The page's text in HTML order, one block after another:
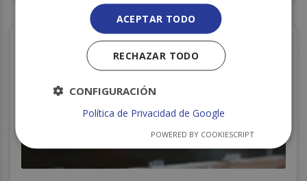
ACEPTAR TODO
RECHAZAR TODO
CONFIGURACIÓN
Política de Privacidad de Google
POWERED BY COOKIESCRIPT